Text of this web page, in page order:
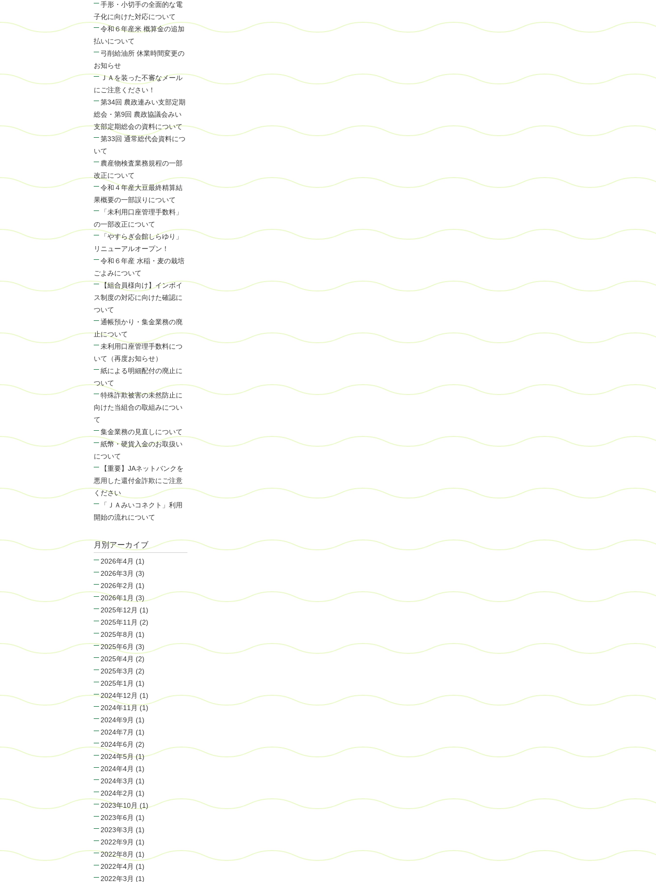
手形・小切手の全面的な電
子化に向けた対応について
令和６年産米 概算金の追加
払いについて
弓削給油所 休業時間変更の
お知らせ
ＪＡを装った不審なメール
にご注意ください！
第34回 農政連みい支部定期
総会・第9回 農政協議会みい
支部定期総会の資料について
第33回 通常総代会資料につ
いて
農産物検査業務規程の一部
改正について
令和４年産大豆最終精算結
果概要の一部誤りについて
「未利用口座管理手数料」
の一部改正について
「やすらぎ会館しらゆり」
リニューアルオープン！
令和６年産 水稲・麦の栽培
ごよみについて
【組合員様向け】インボイ
ス制度の対応に向けた確認に
ついて
通帳預かり・集金業務の廃
止について
未利用口座管理手数料につ
いて（再度お知らせ）
紙による明細配付の廃止に
ついて
特殊詐欺被害の未然防止に
向けた当組合の取組みについ
て
集金業務の見直しについて
紙幣・硬貨入金のお取扱い
について
【重要】JAネットバンクを
悪用した還付金詐欺にご注意
ください
「ＪＡみいコネクト」利用
開始の流れについて
月別アーカイブ
2026年4月 (1)
2026年3月 (3)
2026年2月 (1)
2026年1月 (3)
2025年12月 (1)
2025年11月 (2)
2025年8月 (1)
2025年6月 (3)
2025年4月 (2)
2025年3月 (2)
2025年1月 (1)
2024年12月 (1)
2024年11月(1)
2024年9月 (1)
2024年7月 (1)
2024年6月 (2)
2024年5月(1)
2024年4月 (1)
2024年3月 (1)
2024年2月 (1)
2023年10月 (1)
2023年6月 (1)
2023年3月 (1)
2022年9月 (1)
2022年8月 (1)
2022年4月 (1)
2022年3月 (1)